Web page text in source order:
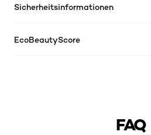
Sicherheitsinformationen
EcoBeautyScore
FAQ